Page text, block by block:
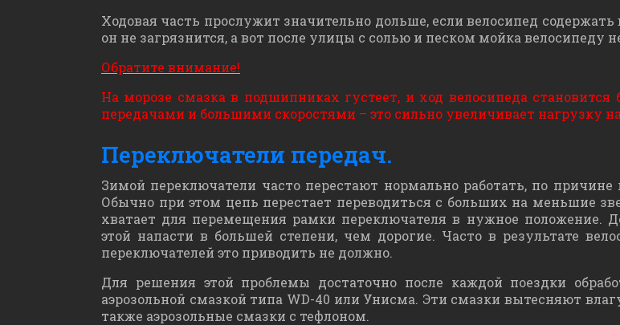
Ходовая часть прослужит значительно дольше, если велосипед
он не загрязнится, а вот после улицы с солью и песком мойка велосипеду
Обратите внимание!
На морозе смазка в подшипниках густеет, и ход велосипеда
передачами и большими скоростями – это сильно увеличивает нагрузку
Переключатели передач.
Зимой переключатели часто перестают нормально работать, по
Обычно при этом цепь перестает переводиться с больших на меньшие
хватает для перемещения рамки переключателя в нужное положение.
этой напасти в большей степени, чем дорогие. Часто в результате
переключателей это приводить не должно.
Для решения этой проблемы достаточно после каждой поездки
аэрозольной смазкой типа WD-40 или Унисма. Эти смазки вытесняют
также аэрозольные смазки с тефлоном.